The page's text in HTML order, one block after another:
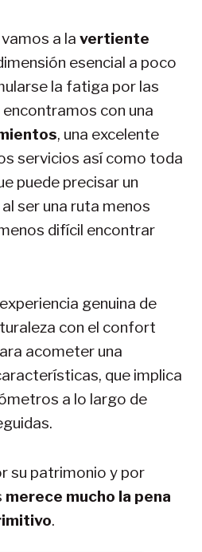
a la vertiente
esencial a poco
la fatiga por las
con una
, una excelente
servicios así como toda
puede precisar un
ser una ruta menos
difícil encontrar
genuina de
con el confort
acometer una
que implica
a lo largo de
su patrimonio y por
merece mucho la pena
.